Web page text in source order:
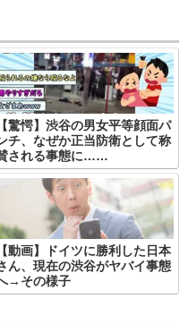
【驚愕】渋谷の男女平等顔面パ
チ、なぜか正当防衛として称
される事態に……
【動画】ドイツに勝利した日本
ん、現在の渋谷がヤバイ事態
→その様子